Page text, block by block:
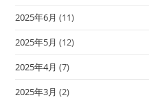
2025年6月 (11)
2025年5月 (12)
2025年4月 (7)
2025年3月 (2)